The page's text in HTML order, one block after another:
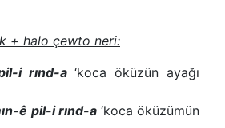
+ halo çewto neri:
i rınd-a‘koca öküzün ayağı
ê pil-i rınd-a‘koca öküzümün